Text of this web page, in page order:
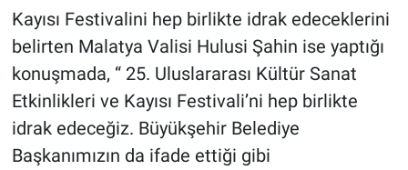
Kayısı Festivalini hep birlikte idrak edeceklerini
belirten Malatya Valisi Hulusi Şahin ise yaptığı
konuşmada, “ 25. Uluslararası Kültür Sanat
Etkinlikleri ve Kayısı Festivali’ni hep birlikte
idrak edeceğiz. Büyükşehir Belediye
Başkanımızın da ifade ettiği gibi